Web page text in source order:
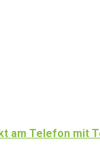
am Telefon mit